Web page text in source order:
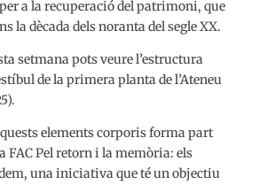
a la recuperació del patrimoni, que
la dècada dels noranta del segle XX.
setmana pots veure l’estructura
de la primera planta de l’Ateneu
elements corporis forma part
FAC Pel retorn i la memòria: els
una iniciativa que té un objectiu